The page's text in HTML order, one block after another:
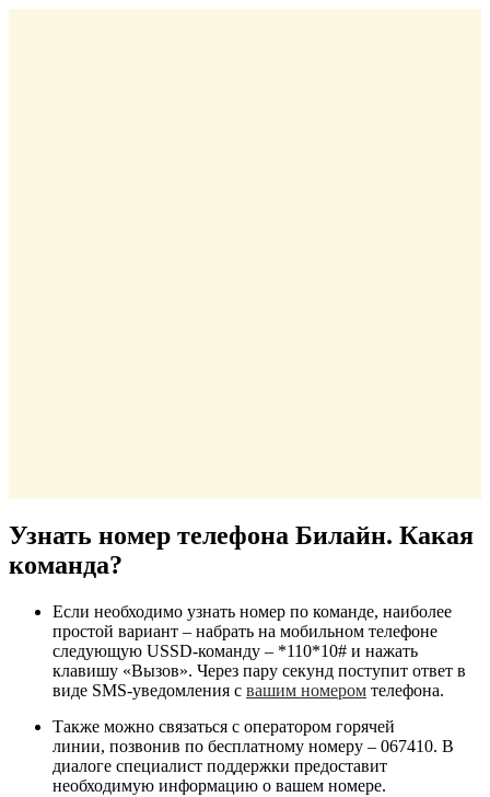
Узнать номер телефона Билайн. Какая
команда?
Если необходимо узнать номер по команде, наиболее
простой вариант – набрать на мобильном телефоне
следующую USSD-команду – *110*10# и нажать
клавишу «Вызов». Через пару секунд поступит ответ в
виде SMS-уведомления с вашим номером телефона.
Также можно связаться с оператором горячей
линии, позвонив по бесплатному номеру – 067410. В
диалоге специалист поддержки предоставит
необходимую информацию о вашем номере.